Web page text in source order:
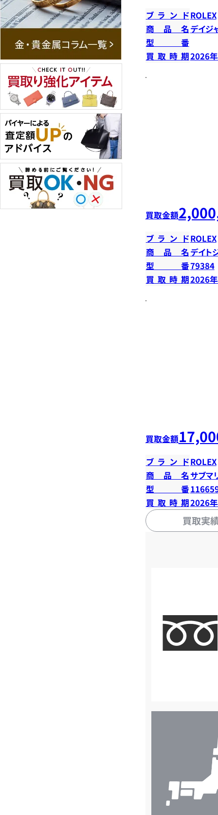
ブランドROLEX
商品名 デイジ
型番
買取時期2026
買取金額
ブランドROLEX
商品名 デイト
型番79384
買取時期2026
買取金額
ブランドROLEX
商品名 サブマ
型番
買取時期2026
買取実